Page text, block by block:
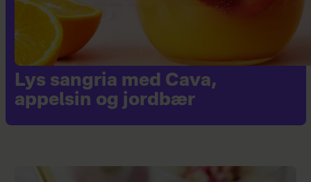
Lys sangria med Cava,
appelsin og jordbær